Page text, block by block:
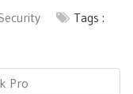
Tags :
Pro